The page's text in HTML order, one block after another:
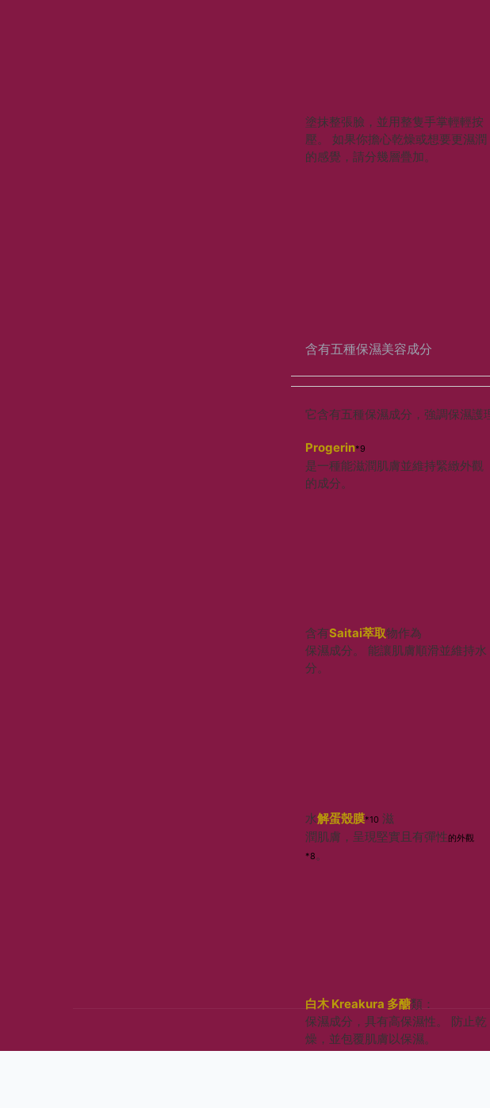
塗抹整張臉，並用整隻手掌輕輕按
壓。 如果你擔心乾燥或想要更濕潤
的感覺，請分幾層疊加。
含有五種保濕美容成分
它含有五種保濕成分，強調保濕護
Progerin*9
是一種能滋潤肌膚並維持緊緻外觀
的成分。
含有Saitai萃取物作為
保濕成分。 能讓肌膚順滑並維持水
分。
水解蛋殼膜*10 滋
潤肌膚，呈現堅實且有彈性的外觀
*8。
白木 Kreakura 多醣類：
保濕成分，具有高保濕性。 防止乾
燥，並包覆肌膚以保濕。